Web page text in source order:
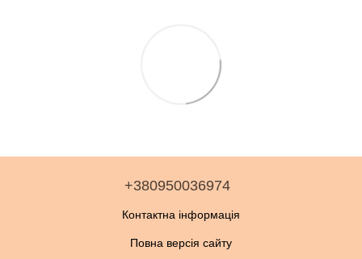
+380950036974
Контактна інформація
Повна версія сайту